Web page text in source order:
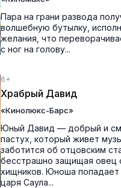
Пара на грани развода
волшебную бутылку,
желания, что
с ног на голову...
6+
Храбрый Давид
«Кинолюкс-Барс»
Юный Давид — добрый и
пастух, который живет
заботится об отцовским
бесстрашно защищая овец
хищников. Юноша попадает
царя Саула...